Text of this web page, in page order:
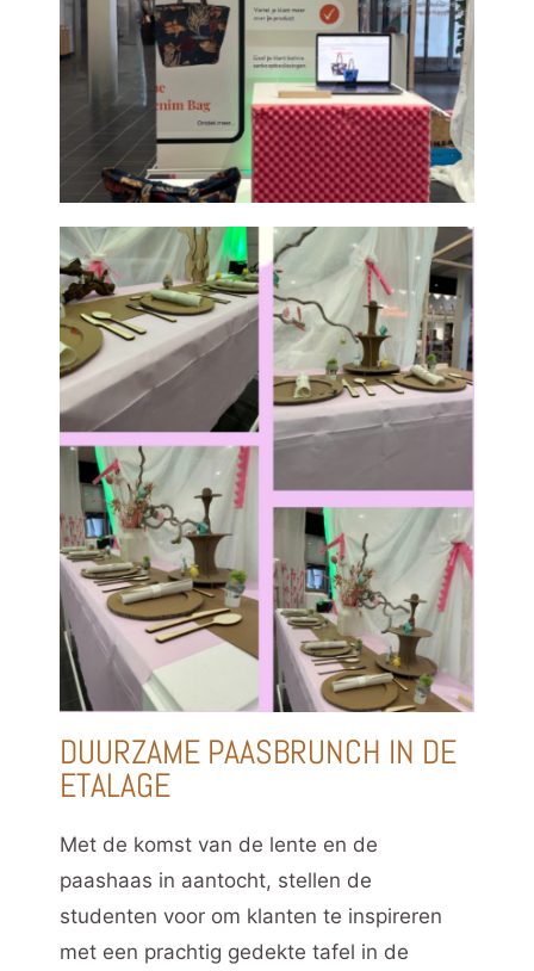
DUURZAME PAASBRUNCH IN DE
ETALAGE
Met de komst van de lente en de
paashaas in aantocht, stellen de
studenten voor om klanten te inspireren
met een prachtig gedekte tafel in de